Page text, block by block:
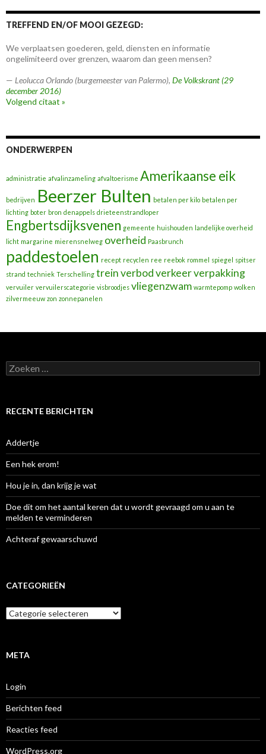
TREFFEND EN/OF MOOI GEZEGD:
We verplaatsen goederen, geld, diensten en informatie
ongelimiteerd over grenzen, waarom dan geen mensen?
— Leolucca Orlando (burgemeester van Palermo), De Volkskrant (29
december 2016)
Volgend citaat »
ONDERWERPEN
administratie afvalinzameling afvaltoerisme Amerikaanse eik
bedrijven Beerzer Bulten betalen per kilo betalen per
lichting boter bron denappels drieteenstrandloper
Engbertsdijksvenen gemeente huishouden landelijke overheid
licht margarine mierensnelweg overheid Paasbrunch
paddestoelen recept recyclen ree reebok rommel spiegel spitser
strand techniek Terschelling treinverbodverkeerverpakking
vervuiler vervuilerscategorie visbroodjes vliegenzwam warmtepomp wolken
zilvermeeuw zon zonnepanelen
Zoeken
naar:
RECENTE BERICHTEN
Addertje
Een hek erom!
Hou je in, dan krijg je wat
Doe dit om het aantal keren dat u wordt gevraagd om u aan te
melden te verminderen
Achteraf gewaarschuwd
CATEGORIEËN
Categorieën
META
Login
Berichten feed
Reacties feed
WordPress.org